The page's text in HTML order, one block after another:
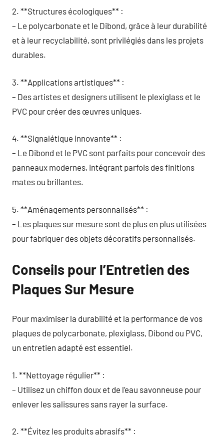
2. **Structures écologiques** :
– Le polycarbonate et le Dibond, grâce à leur durabilité
et à leur recyclabilité, sont privilégiés dans les projets
durables.
3. **Applications artistiques** :
– Des artistes et designers utilisent le plexiglass et le
PVC pour créer des œuvres uniques.
4. **Signalétique innovante** :
– Le Dibond et le PVC sont parfaits pour concevoir des
panneaux modernes, intégrant parfois des finitions
mates ou brillantes.
5. **Aménagements personnalisés** :
– Les plaques sur mesure sont de plus en plus utilisées
pour fabriquer des objets décoratifs personnalisés.
Conseils pour l’Entretien des
Plaques Sur Mesure
Pour maximiser la durabilité et la performance de vos
plaques de polycarbonate, plexiglass, Dibond ou PVC,
un entretien adapté est essentiel.
1. **Nettoyage régulier** :
– Utilisez un chiffon doux et de l’eau savonneuse pour
enlever les salissures sans rayer la surface.
2. **Évitez les produits abrasifs** :